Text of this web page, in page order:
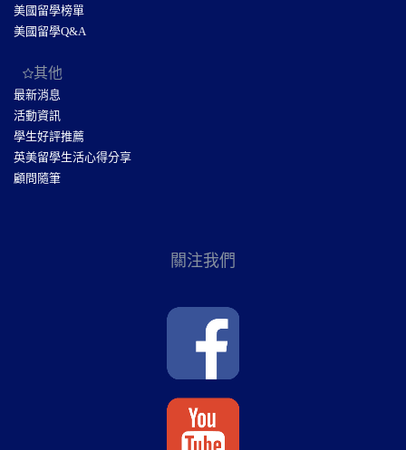
美國留學榜單
美國留學Q&A
其他
最新消息
活動資訊
學生好評推薦
英美留學生活心得分享
顧問隨筆
關注我們